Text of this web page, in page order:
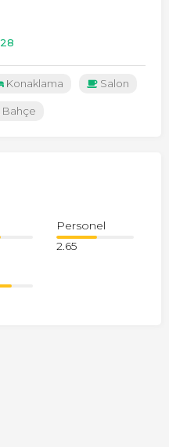
28
Konaklama Salon
Bahçe
Personel
2.65